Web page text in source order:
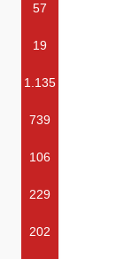
57
19
1.135
739
106
229
202